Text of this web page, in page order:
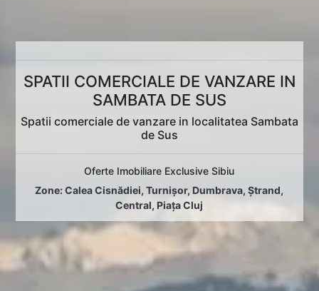
SPATII COMERCIALE DE VANZARE IN
SAMBATA DE SUS
Spatii comerciale de vanzare in localitatea Sambata
de Sus
Oferte Imobiliare Exclusive Sibiu
Zone:Calea Cisnădiei,Turnișor, Dumbrava,Ștrand,
Central, Piața Cluj